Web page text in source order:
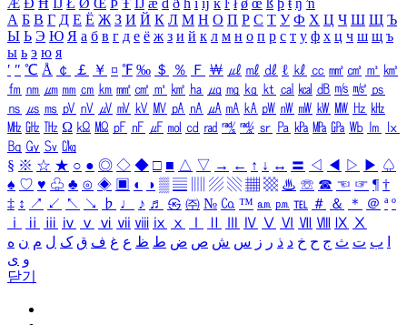
Æ Ð Ħ Ĳ Ł Ø Œ Þ Ŧ Ŋ æ đ ð ħ ı ĳ ĸ ŀ ł ø œ ß þ ŧ ŋ ŉ
А Б В Г Д Е Ё Ж З И Й К Л М Н О П Р С Т У Ф Х Ц Ч Ш Щ Ъ
Ы Ь Э Ю Я а б в г д е ё ж з и й к л м н о п р с т у ф х ц ч ш щ ъ
ы ь э ю я
′ ″ ℃ Å ￠ ￡ ￥ ¤ ℉ ‰ ＄ ％ Ｆ ￦ ㎕ ㎖ ㎗ ℓ ㎘ ㏄ ㎣ ㎤ ㎥ ㎦
㎙ ㎚ ㎛ ㎜ ㎝ ㎞ ㎟ ㎠ ㎡ ㎢ ㏊ ㎍ ㎎ ㎏ ㏏ ㎈ ㎉ ㏈ ㎧ ㎨ ㎰
㎱ ㎲ ㎳ ㎴ ㎵ ㎶ ㎷ ㎸ ㎹ ㎀ ㎁ ㎂ ㎃ ㎄ ㎺ ㎻ ㎽ ㎾ ㎿ ㎐ ㎑
㎒ ㎓ ㎔ Ω ㏀ ㏁ ㎊ ㎋ ㎌ ㏖ ㏅ ㎭ ㎮ ㎯ ㏛ ㎩ ㎪ ㎫ ㎬ ㏝ ㏐
㏓
㏃ ㏉ ㏜ ㏆
§ ※ ☆ ★ ○ ● ◎ ◇ ◆ □ ■ △ ▽ → ← ↑ ↓ ↔ 〓 ◁ ◀ ▷ ▶ ♤
♠ ♡ ♥ ♧ ♣ ⊙ ◈ ▣ ◐ ◑ ▒ ▤ ▨ ▧ ▦ ▩ ♨ ☏ ☎ ☜ ☞ ¶ †
‡ ↕ ↗ ↙ ↖ ↘ ♭ ♩ ♪ ♬ ㉿ ㈜ № ㏇ ™ ㏂ ㏘ ℡ ＃ ＆ ＊ ＠ ª º
ⅰ
ⅱ ⅲ ⅳ ⅴ ⅵ ⅶ ⅷ ⅸ ⅹ Ⅳ Ⅴ Ⅵ Ⅶ Ⅷ Ⅸ Ⅹ
ب ت ث ج ح خ د ذ ر ز س ش ص ض ط ظ ع غ ف ق ک ل م ن ه
و ی
닫기